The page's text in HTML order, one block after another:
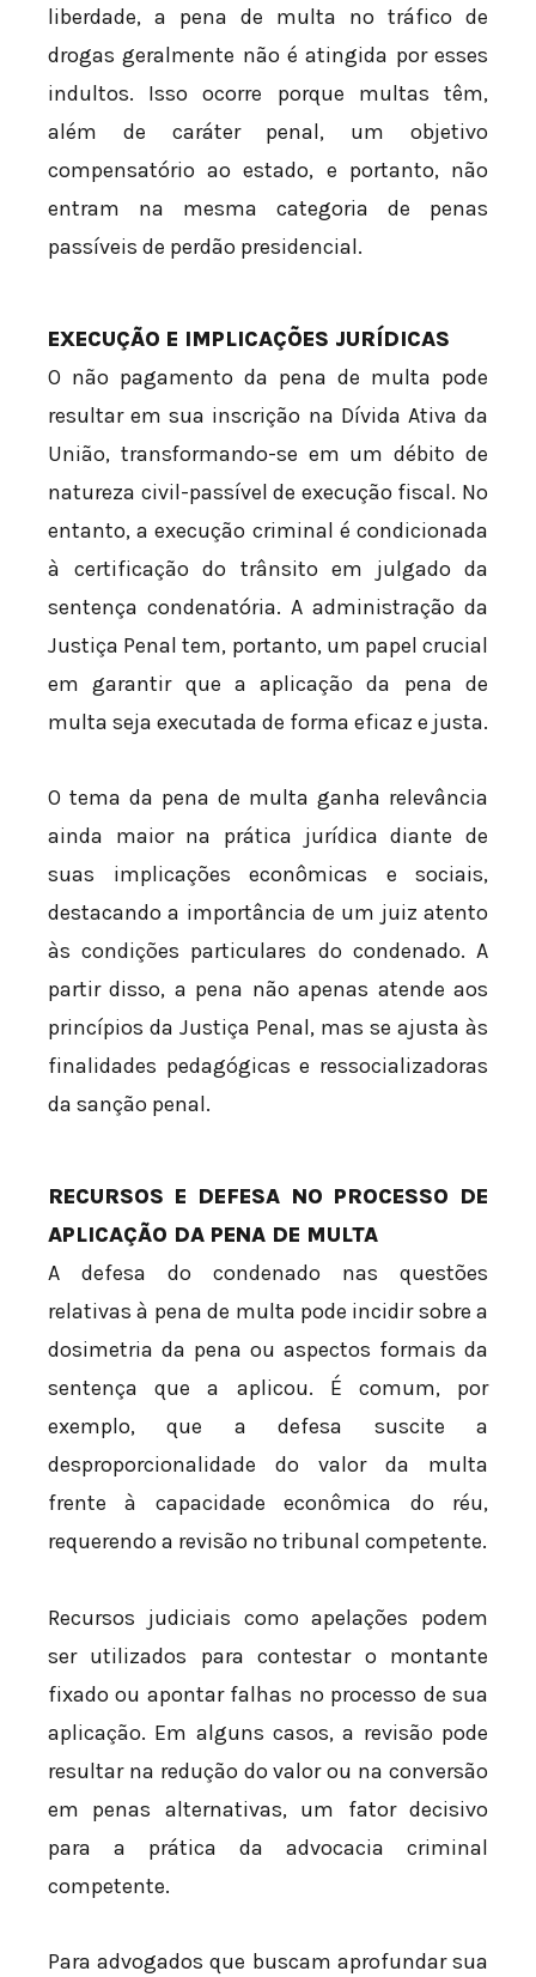
liberdade, a pena de multa no tráfico de
drogas geralmente não é atingida por esses
indultos. Isso ocorre porque multas têm,
além de caráter penal, um objetivo
compensatório ao estado, e portanto, não
entram na mesma categoria de penas
passíveis de perdão presidencial.
EXECUÇÃO E IMPLICAÇÕES JURÍDICAS
O não pagamento da pena de multa pode
resultar em sua inscrição na Dívida Ativa da
União, transformando-se em um débito de
natureza civil-passível de execução fiscal. No
entanto, a execução criminal é condicionada
à certificação do trânsito em julgado da
sentença condenatória. A administração da
Justiça Penal tem, portanto, um papel crucial
em garantir que a aplicação da pena de
multa seja executada de forma eficaz e justa.
O tema da pena de multa ganha relevância
ainda maior na prática jurídica diante de
suas implicações econômicas e sociais,
destacando a importância de um juiz atento
às condições particulares do condenado. A
partir disso, a pena não apenas atende aos
princípios da Justiça Penal, mas se ajusta às
finalidades pedagógicas e ressocializadoras
da sanção penal.
RECURSOS E DEFESA NO PROCESSO DE
APLICAÇÃO DA PENA DE MULTA
A defesa do condenado nas questões
relativas à pena de multa pode incidir sobre a
dosimetria da pena ou aspectos formais da
sentença que a aplicou. É comum, por
exemplo, que a defesa suscite a
desproporcionalidade do valor da multa
frente à capacidade econômica do réu,
requerendo a revisão no tribunal competente.
Recursos judiciais como apelações podem
ser utilizados para contestar o montante
fixado ou apontar falhas no processo de sua
aplicação. Em alguns casos, a revisão pode
resultar na redução do valor ou na conversão
em penas alternativas, um fator decisivo
para a prática da advocacia criminal
competente.
Para advogados que buscam aprofundar sua